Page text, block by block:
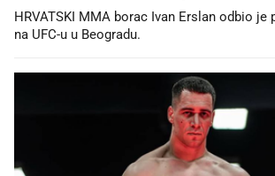
HRVATSKI MMA borac Ivan Erslan odbio je
na UFC-u u Beogradu.